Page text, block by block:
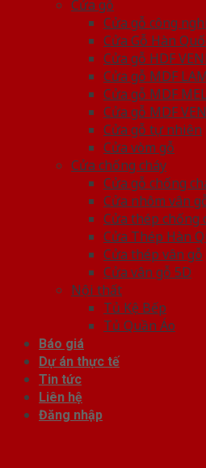
Cửa gỗ
Cửa gỗ công
Cửa Gỗ Hàn
Cửa gỗ HDF
Cửa gỗ MDF
Cửa gỗ MDF
Cửa gỗ MDF
Cửa gỗ tự nhiên
Cửa vòm gỗ
Cửa chống cháy
Cửa gỗ chống
Cửa nhôm vân
Cửa thép chống
Cửa Thép Hàn
Cửa thép vân gỗ
Cửa vân gỗ 5D
Nội thất
Tủ Kệ Bếp
Tủ Quần Áo
Báo giá
Dự án thực tế
Tin tức
Liên hệ
Đăng nhập